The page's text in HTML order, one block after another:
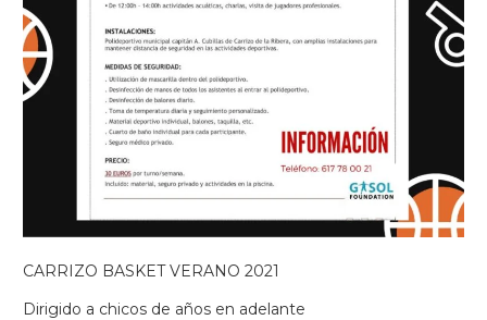
CARRIZO BASKET VERANO 2021
Dirigido a chicos de años en adelante